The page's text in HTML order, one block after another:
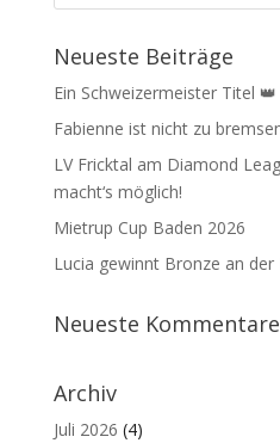
Neueste Beiträge
Ein Schweizermeister Titel
Fabienne ist nicht zu
LV Fricktal am Diamond
macht‘s möglich!
Mietrup Cup Baden 2026
Lucia gewinnt Bronze an
Neueste Kommentare
Archiv
Juli 2026 (4)